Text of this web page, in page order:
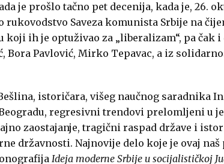
je prošlo tačno pet decenija, kada je, 26.
rukovodstvo Saveza komunista Srbije na
koji ih je optuživao za „liberalizam“, pa čak
Bora Pavlović, Mirko Tepavac, a iz
istoričara, višeg naučnog saradnika
regresivni trendovi prelomljeni u
zaostajanje, tragični raspad države i
državnosti. Najnovije delo koje je ovaj
Ideja moderne Srbije u socijalističkoj